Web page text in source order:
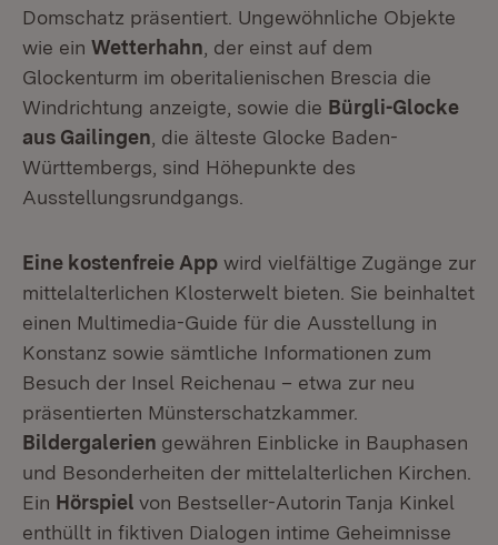
Domschatz präsentiert. Ungewöhnliche Objekte
wie ein Wetterhahn , der einst auf dem
Glockenturm im oberitalienischen Brescia die
Windrichtung anzeigte, sowie die Bürgli-Glocke
aus Gailingen , die älteste Glocke Baden-
Württembergs, sind Höhepunkte des
Ausstellungsrundgangs.
Eine kostenfreie App wird vielfältige Zugänge zur
mittelalterlichen Klosterwelt bieten. Sie beinhaltet
einen Multimedia-Guide für die Ausstellung in
Konstanz sowie sämtliche Informationen zum
Besuch der Insel Reichenau – etwa zur neu
präsentierten Münsterschatzkammer.
Bildergalerien gewähren Einblicke in Bauphasen
und Besonderheiten der mittelalterlichen Kirchen.
Ein Hörspiel von Bestseller-Autorin Tanja Kinkel
enthüllt in fiktiven Dialogen intime Geheimnisse